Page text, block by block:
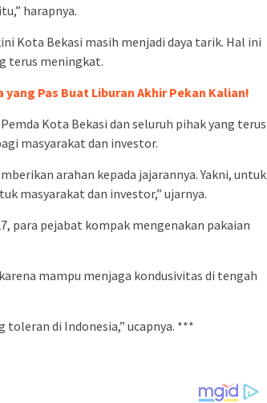
harapnya.
Kota Bekasi masih menjadi daya tarik. Hal ini
terus meningkat.
Pas Buat Liburan Akhir Pekan Kalian!
Kota Bekasi dan seluruh pihak yang terus
masyarakat dan investor.
arahan kepada jajarannya. Yakni, untuk
masyarakat dan investor,” ujarnya.
para pejabat kompak mengenakan pakaian
mampu menjaga kondusivitas di tengah
toleran di Indonesia,” ucapnya. ***